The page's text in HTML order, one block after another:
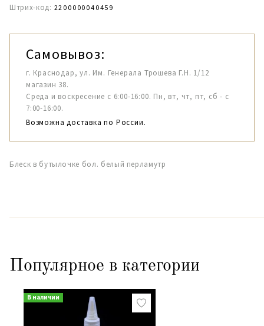
Штрих-код: 2200000040459
Самовывоз:
г. Краснодар, ул. Им. Генерала Трошева Г.Н. 1/12
магазин 38.
Среда и воскресение с 6:00-16:00. Пн, вт, чт, пт, сб - с
7:00-16:00.
Возможна доставка по России.
Блеск в бутылочке бол. белый перламутр
Популярное в категории
В наличии